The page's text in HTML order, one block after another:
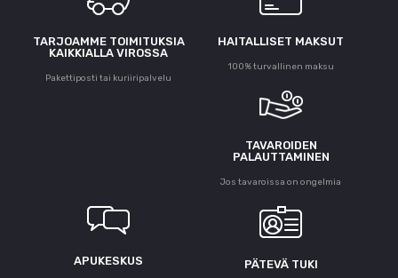
TARJOAMME TOIMITUKSIA
KAIKKIALLA VIROSSA
Pakettiposti tai kuriiripalvelu
HAITALLISET MAKSUT
100% turvallinen maksu
TAVAROIDEN
PALAUTTAMINEN
Jos tavaroissa on ongelmia
APUKESKUS PÄTEVÄ TUKI